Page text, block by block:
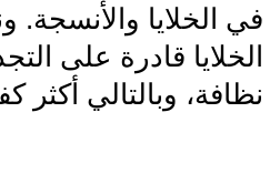
في الخلايا والأنسجة.
الخلايا قادرة على
نظافة، وبالتالي أكثر